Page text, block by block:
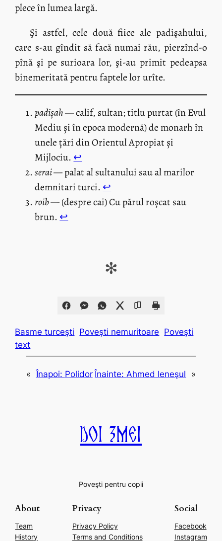
plece în lumea largă.
Şi astfel, cele două fiice ale padişahului,
care s-au gîndit să facă numai rău, pierzînd-o
pînă şi pe surioara lor, şi-au primit pedeapsa
binemeritată pentru faptele lor urîte.
padișah— calif, sultan; titlu purtat (în Evul
Mediu și în epoca modernă) de monarh în
unele țări din Orientul Apropiat și
Mijlociu. ↩︎
serai— palat al sultanului sau al marilor
demnitari turci. ↩︎
roib— (despre cai) Cu părul roșcat sau
brun. ↩︎
✻
Basme turceşti Poveşti nemuritoare Poveşti
text
« Înapoi: Polidor Înainte:Ahmed leneşul »
Doi Zmei
Poveşti pentru copii
About
Team
History
Privacy
Privacy Policy
Terms and Conditions
Social
Facebook
Instagram